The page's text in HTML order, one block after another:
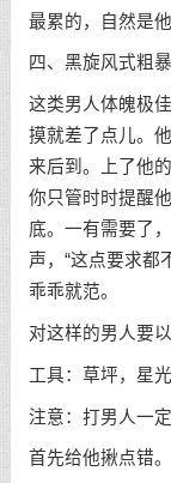
最累的，自然是他
四、黑旋风式粗
这类男人体魄极
摸就差了点儿。
来后到。上了他
你只管时时提醒
底。一有需要了
声，“这点要求都
乖乖就范。
对这样的男人要以
工具：草坪，星
注意：打男人一
首先给他揪点错。